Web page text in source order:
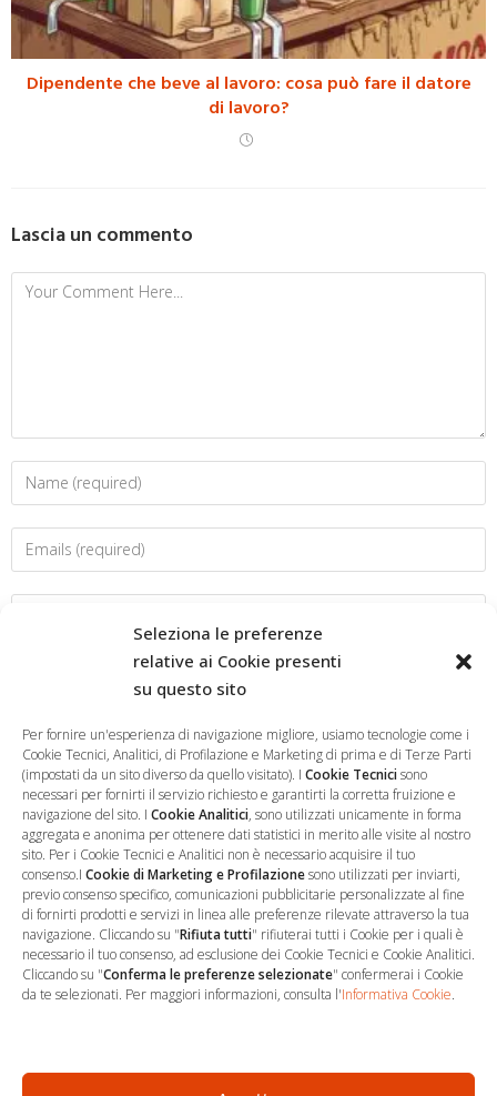
Seleziona le preferenze
relative ai Cookie presenti
su questo sito
Per fornire un'esperienza di navigazione migliore, usiamo tecnologie come i
Cookie Tecnici, Analitici, di Profilazione e Marketing di prima e di Terze Parti
(impostati da un sito diverso da quello visitato). I Cookie Tecnicisono
necessari per fornirti il servizio richiesto e garantirti la corretta fruizione e
navigazione del sito. I Cookie Analitici, sono utilizzati unicamente in forma
aggregata e anonima per ottenere dati statistici in merito alle visite al nostro
sito. Per i Cookie Tecnici e Analitici non è necessario acquisire il tuo
consenso.I Cookie di Marketing e Profilazionesono utilizzati per inviarti,
previo consenso specifico, comunicazioni pubblicitarie personalizzate al fine
di fornirti prodotti e servizi in linea alle preferenze rilevate attraverso la tua
navigazione. Cliccando su "Rifiuta tutti" rifiuterai tutti i Cookie per i quali è
necessario il tuo consenso, ad esclusione dei Cookie Tecnici e Cookie Analitici.
Cliccando su "Conferma le preferenze selezionate" confermerai i Cookie
da te selezionati. Per maggiori informazioni, consulta l'Informativa Cookie.
Dipendente che beve al lavoro: cosa può fare il datore
di lavoro?
Lascia un commento
Salva il mio nome, email e sito web in questo browser per la
prossima volta che commento.
… Sede Operativa
06 9522 7890